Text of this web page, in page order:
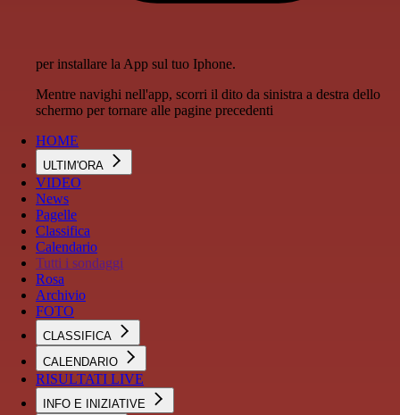
per installare la App sul tuo Iphone.
Mentre navighi nell'app, scorri il dito da sinistra a destra dello
schermo per tornare alle pagine precedenti
HOME
ULTIM'ORA
VIDEO
News
Pagelle
Classifica
Calendario
Tutti i sondaggi
Rosa
Archivio
FOTO
CLASSIFICA
CALENDARIO
RISULTATI LIVE
INFO E INIZIATIVE